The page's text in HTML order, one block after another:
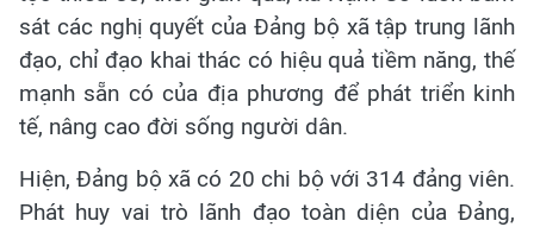
sát các nghị quyết của Đảng bộ xã tập trung lãnh
đạo, chỉ đạo khai thác có hiệu quả tiềm năng, thế
mạnh sẵn có của địa phương để phát triển kinh
tế, nâng cao đời sống người dân.
Hiện, Đảng bộ xã có 20 chi bộ với 314 đảng viên.
Phát huy vai trò lãnh đạo toàn diện của Đảng,